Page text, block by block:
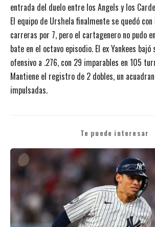
entrada del duelo entre los Angels y los
El equipo de Urshela finalmente se quedó
carreras por 7, pero el cartagenero no pudo
bate en el octavo episodio. El ex Yankees
ofensivo a .276, con 29 imparables en 105
Mantiene el registro de 2 dobles, un
impulsadas.
Te puede interesar